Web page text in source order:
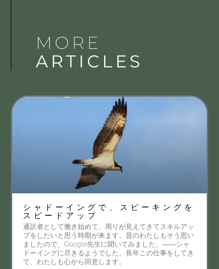
MORE
ARTICLES
シャドーイングで、スピーキングを
スピードアップ
通訳者として働き始めて、周りが見えてきてスキルアッ
プをしたいと思う時期が来ます。昔のわたしもそう思い
ましたので、Google先生に聞いてみました。――シャ
ドーイングに尽きるようでした。長年この仕事をしてき
て、わたしも心から同意します。